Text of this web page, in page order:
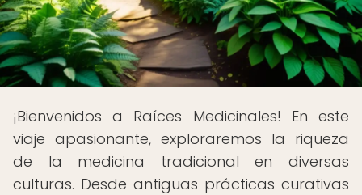
¡Bienvenidos a Raíces Medicinales! En este
viaje apasionante, exploraremos la riqueza
de la medicina tradicional en diversas
culturas. Desde antiguas prácticas curativas